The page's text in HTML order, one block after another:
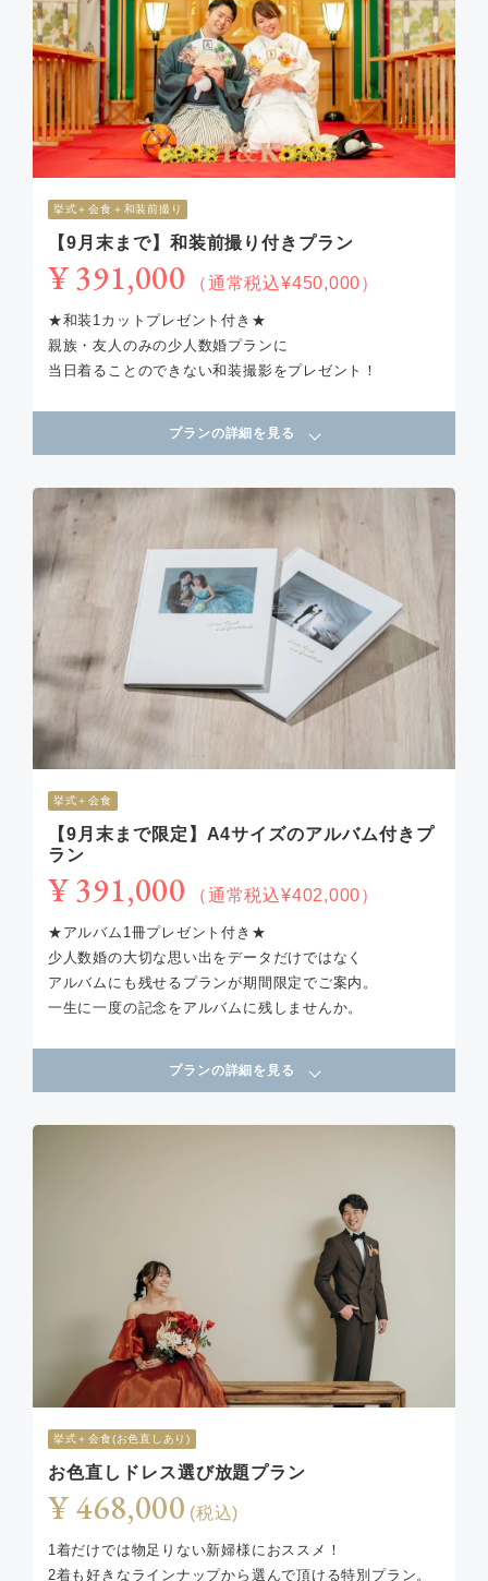
挙式＋会食＋和装前撮り
【9月末まで】和装前撮り付きプラン
¥ 391,000 （通常税込¥450,000）
★和装1カットプレゼント付き★
親族・友人のみの少人数婚プランに
当日着ることのできない和装撮影をプレゼント！
プランの詳細を見る
挙式＋会食
【9月末まで限定】A4サイズのアルバム付きプ
ラン
¥ 391,000 （通常税込¥402,000）
★アルバム1冊プレゼント付き★
少人数婚の大切な思い出をデータだけではなく
アルバムにも残せるプランが期間限定でご案内。
一生に一度の記念をアルバムに残しませんか。
プランの詳細を見る
挙式＋会食(お色直しあり)
お色直しドレス選び放題プラン
¥ 468,000 (税込)
1着だけでは物足りない新婦様におススメ！
2着も好きなラインナップから選んで頂ける特別プラン。